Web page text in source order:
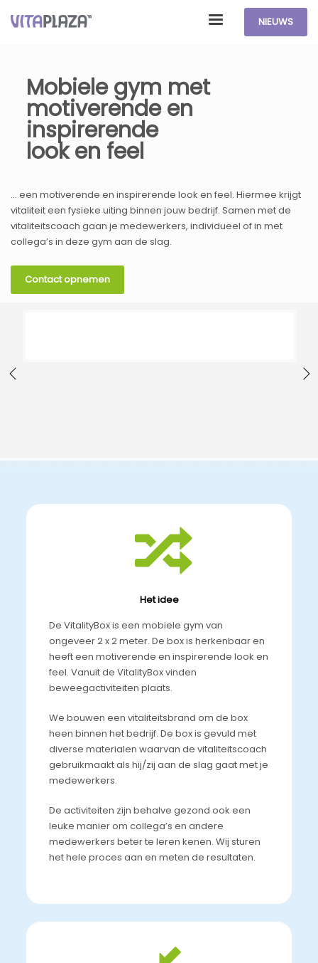
NIEUWS
Mobiele gym met
motiverende en
inspirerende
look en feel
... een motiverende en inspirerende look en feel. Hiermee krijgt
vitaliteit een fysieke uiting binnen jouw bedrijf. Samen met de
vitaliteitscoach gaan je medewerkers, individueel of in met
collega’s in deze gym aan de slag.
Contact opnemen
Het idee
De VitalityBox is een mobiele gym van
ongeveer 2 x 2 meter. De box is herkenbaar en
heeft een motiverende en inspirerende look en
feel. Vanuit de VitalityBox vinden
beweegactiviteiten plaats.
We bouwen een vitaliteitsbrand om de box
heen binnen het bedrijf. De box is gevuld met
diverse materialen waarvan de vitaliteitscoach
gebruikmaakt als hij/zij aan de slag gaat met je
medewerkers.
De activiteiten zijn behalve gezond ook een
leuke manier om collega’s en andere
medewerkers beter te leren kenen. Wij sturen
het hele proces aan en meten de resultaten.